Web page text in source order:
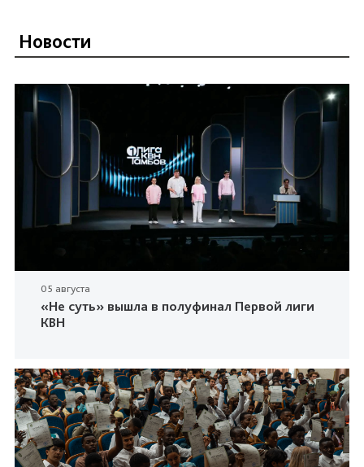
Новости
05 августа
«Не суть» вышла в полуфинал Первой лиги
КВН